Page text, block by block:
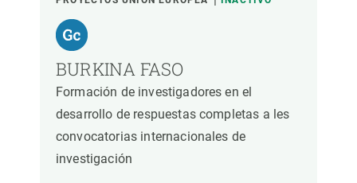
BURKINA FASO
Formación de investigadores en el
desarrollo de respuestas completas a les
convocatorias internacionales de
investigación